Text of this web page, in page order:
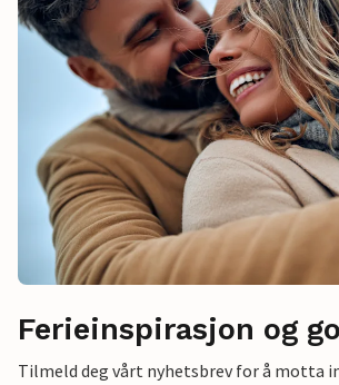
Ferieinspirasjon og
Tilmeld deg vårt nyhetsbrev for å motta